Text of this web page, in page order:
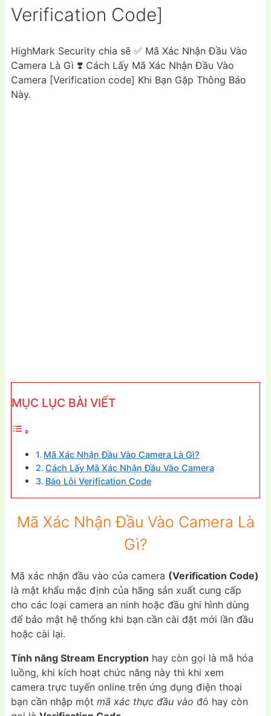
Verification Code]
HighMark Security chia sẽ ✅ Mã Xác Nhận Đầu Vào
Camera Là Gì ❣️ Cách Lấy Mã Xác Nhận Đầu Vào
Camera [Verification code] Khi Bạn Gặp Thông Báo
Này.
MỤC LỤC BÀI VIẾT
Mã Xác Nhận Đầu Vào Camera Là Gì?
Cách Lấy Mã Xác Nhận Đầu Vào Camera
Báo Lỗi Verification Code
Mã Xác Nhận Đầu Vào Camera Là
Gì?
Mã xác nhận đầu vào của camera (Verification Code)
là mật khẩu mặc định của hãng sản xuất cung cấp
cho các loại camera an ninh hoặc đầu ghi hình dùng
để bảo mật hệ thống khi bạn cần cài đặt mới lần đầu
hoặc cài lại.
Tính năng Stream Encryption hay còn gọi là mã hóa
luồng, khi kích hoạt chức năng này thì khi xem
camera trực tuyến online trên ứng dụng điện thoại
bạn cần nhập một mã xác thực đầu vào đó hay còn